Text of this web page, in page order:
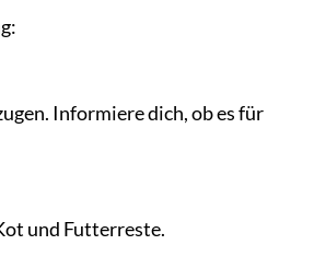
Informiere dich, ob es für
und Futterreste.